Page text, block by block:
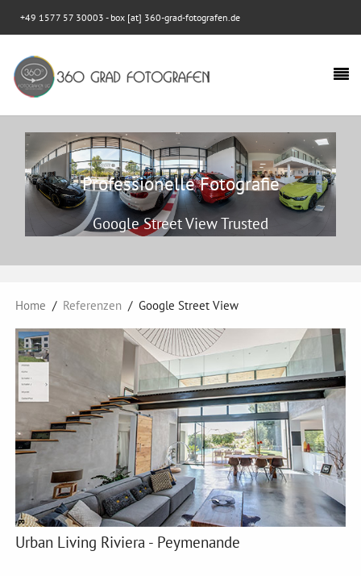
+49 1577 57 30003 - box [at] 360-grad-fotografen.de
Professionelle Fotografie
Google Street View Trusted
Home Referenzen Google Street View
Urban Living Riviera - Peymenande